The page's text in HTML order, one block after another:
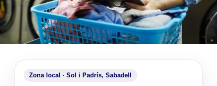
Zona local · Sol i Padrís, Sabadell